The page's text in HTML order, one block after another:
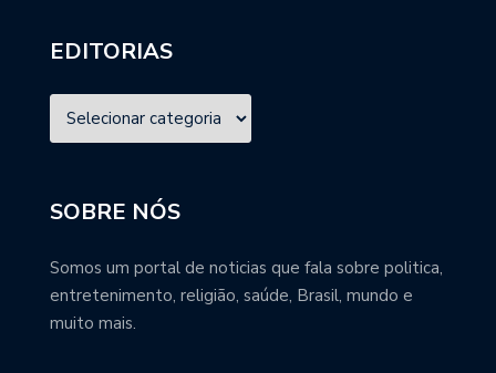
EDITORIAS
SOBRE NÓS
Somos um portal de noticias que fala sobre politica,
entretenimento, religião, saúde, Brasil, mundo e
muito mais.